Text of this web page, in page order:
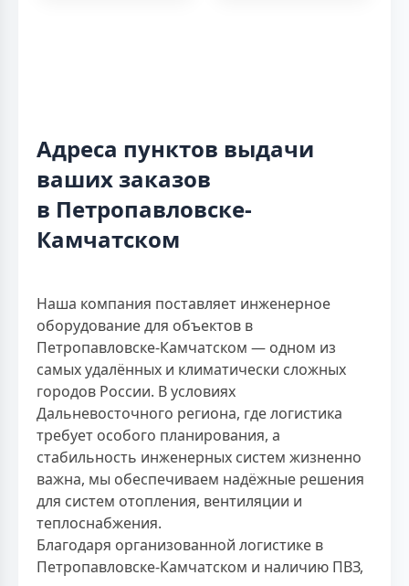
Адреса пунктов выдачи
ваших заказов
в Петропавловске-
Камчатском
Наша компания поставляет инженерное
оборудование для объектов в
Петропавловске-Камчатском — одном из
самых удалённых и климатически сложных
городов России. В условиях
Дальневосточного региона, где логистика
требует особого планирования, а
стабильность инженерных систем жизненно
важна, мы обеспечиваем надёжные решения
для систем отопления, вентиляции и
теплоснабжения.
Благодаря организованной логистике в
Петропавловске-Камчатском и наличию ПВЗ,